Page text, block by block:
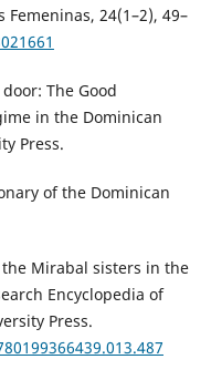
24(1–2), 49–
The Good
in the Dominican
Press.
of the Dominican
the Mirabal sisters in the
Encyclopedia of
Press.